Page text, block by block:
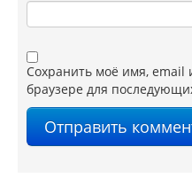
Сохранить моё имя, email
браузере для